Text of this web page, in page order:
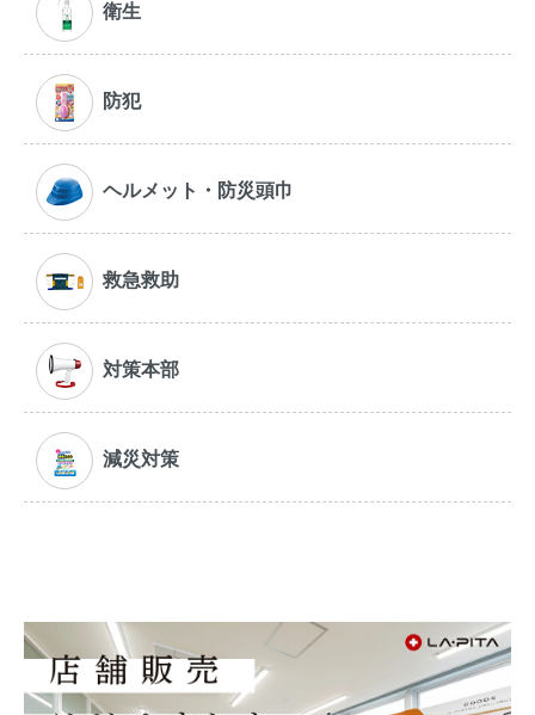
衛生
防犯
ヘルメット・防災頭巾
救急救助
対策本部
減災対策